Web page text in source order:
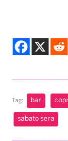
Tag: bar
sabato sera